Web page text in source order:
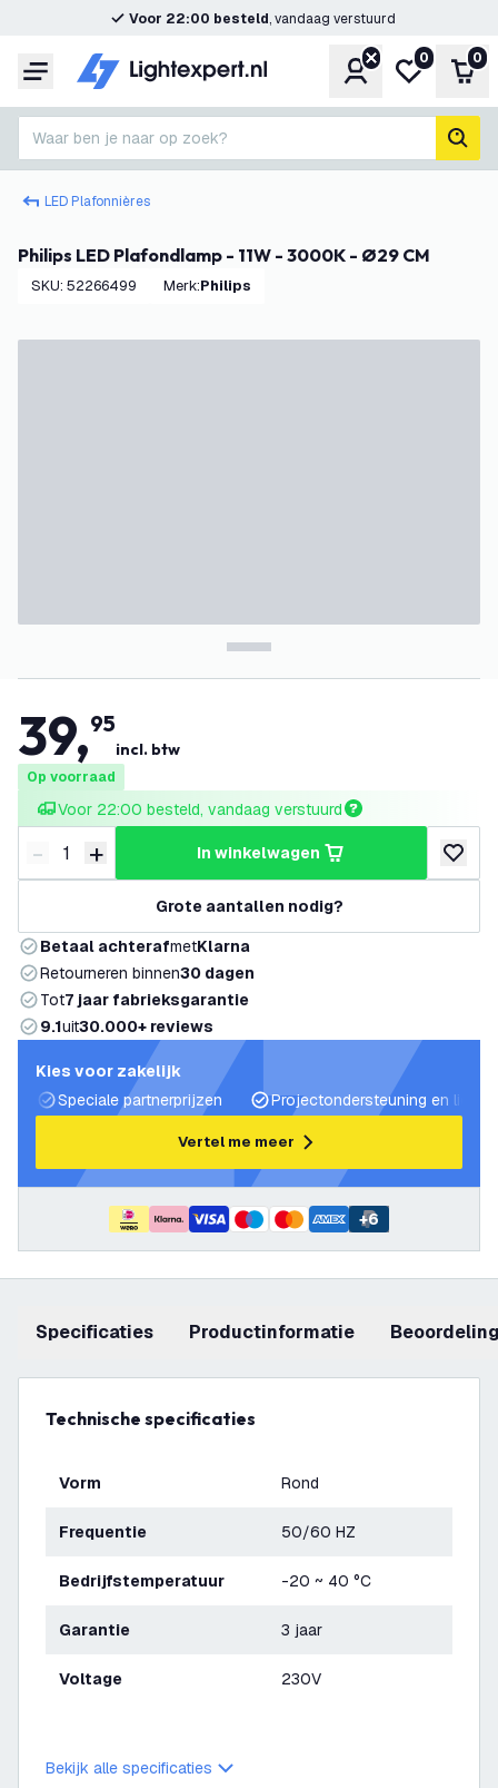
Voor 22:00 besteld, vandaag verstuurd
Menu Account
Mijn
0 0
Waar ben je naar op zoek?
LED Plafonnières
Philips LED Plafondlamp - 11W - 3000K - Ø29 CM
SKU: 52266499 Merk: Philips
39,95
incl. btw
Op voorraad
Voor 22:00 besteld, vandaag verstuurd
Verminder hoeveelheid
- Verhoog hoeveelheid
+ in winkelwagen
Grote aantallen nodig?
Betaal achterafmetKlarna
Retourneren binnen30 dagen
Tot7 jaar fabrieksgarantie
9.1uit30.000+ reviews
Kies voor zakelijk
Speciale partnerprijzen
Projectondersteuning en
Vertel me meer
+6
Specificaties productinformatie
Technische specificaties
Vorm Rond
Frequentie 50/60 HZ
Bedrijfstemperatuur -20 ~ 40 °C
Garantie 3 jaar
Voltage 230V
Bekijk alle specificaties